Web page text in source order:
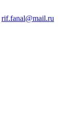
rif.fanal@mail.ru